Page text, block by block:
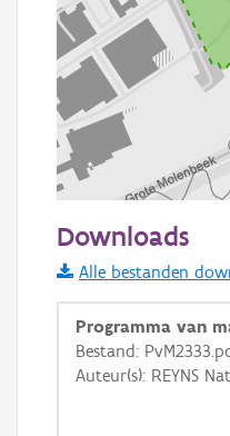
Informatie
i
+ −
Downloads
Alle bestanden
Programma van
Bestand:
Auteur(s): REYNS